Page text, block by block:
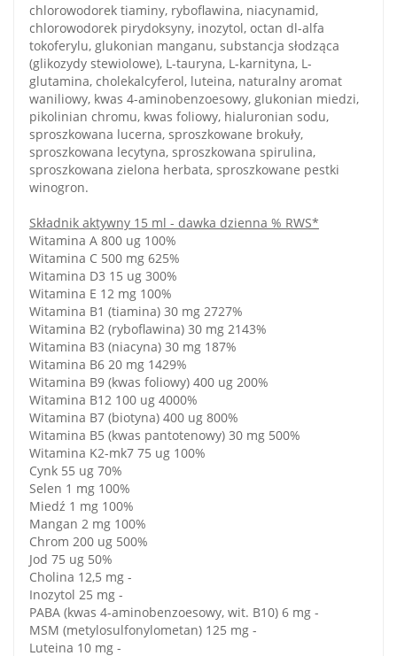
chlorowodorek tiaminy, ryboflawina, niacynamid,
chlorowodorek pirydoksyny, inozytol, octan dl-alfa
tokoferylu, glukonian manganu, substancja słodząca
(glikozydy stewiolowe), L-tauryna, L-karnityna, L-
glutamina, cholekalcyferol, luteina, naturalny aromat
waniliowy, kwas 4-aminobenzoesowy, glukonian miedzi,
pikolinian chromu, kwas foliowy, hialuronian sodu,
sproszkowana lucerna, sproszkowane brokuły,
sproszkowana lecytyna, sproszkowana spirulina,
sproszkowana zielona herbata, sproszkowane pestki
winogron.
Składnik aktywny 15 ml - dawka dzienna % RWS*
Witamina A 800 ug 100%
Witamina C 500 mg 625%
Witamina D3 15 ug 300%
Witamina E 12 mg 100%
Witamina B1 (tiamina) 30 mg 2727%
Witamina B2 (ryboflawina) 30 mg 2143%
Witamina B3 (niacyna) 30 mg 187%
Witamina B6 20 mg 1429%
Witamina B9 (kwas foliowy) 400 ug 200%
Witamina B12 100 ug 4000%
Witamina B7 (biotyna) 400 ug 800%
Witamina B5 (kwas pantotenowy) 30 mg 500%
Witamina K2-mk7 75 ug 100%
Cynk 55 ug 70%
Selen 1 mg 100%
Miedź 1 mg 100%
Mangan 2 mg 100%
Chrom 200 ug 500%
Jod 75 ug 50%
Cholina 12,5 mg -
Inozytol 25 mg -
PABA (kwas 4-aminobenzoesowy, wit. B10) 6 mg -
MSM (metylosulfonylometan) 125 mg -
Luteina 10 mg -